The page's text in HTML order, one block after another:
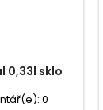
0,33l sklo
0